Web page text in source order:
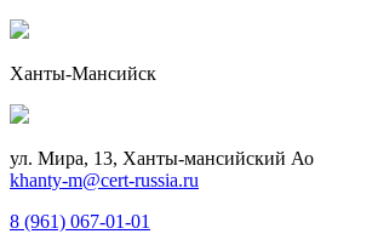
Ханты-Мансийск
ул. Мира, 13, Ханты-мансийский Ао
khanty-m@cert-russia.ru
8 (961) 067-01-01